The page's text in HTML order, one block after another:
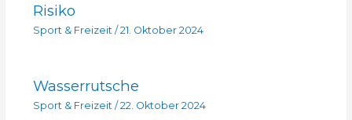
Risiko
Sport & Freizeit/ 21. Oktober 2024
Wasserrutsche
Sport & Freizeit / 22. Oktober 2024